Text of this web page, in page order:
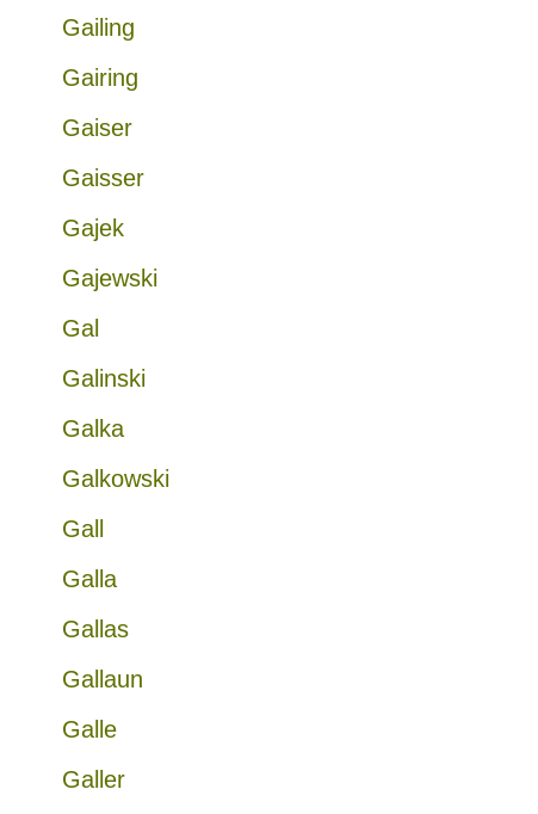
Gailing
Gairing
Gaiser
Gaisser
Gajek
Gajewski
Gal
Galinski
Galka
Galkowski
Gall
Galla
Gallas
Gallaun
Galle
Galler